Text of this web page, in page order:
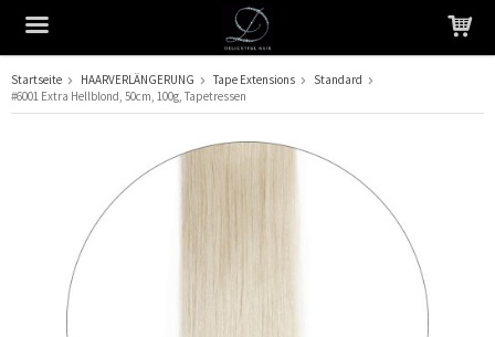
Das Produkt wurde in Ihren Warenkorb gelegt
Startseite HAARVERLÄNGERUNG Tape Extensions
Standard
#6001 Extra Hellblond, 50cm, 100g, Tapetressen